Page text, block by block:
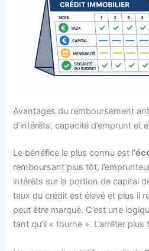
Avantages du remboursement
d’intérêts, capacité d’emprunt et
Le bénéfice le plus connu est l’
remboursant plus tôt,
intérêts sur la portion de capital
taux du crédit est élevé et plus il
peut être marqué. C’est une
tant qu’il « tourne ». L’arrêter